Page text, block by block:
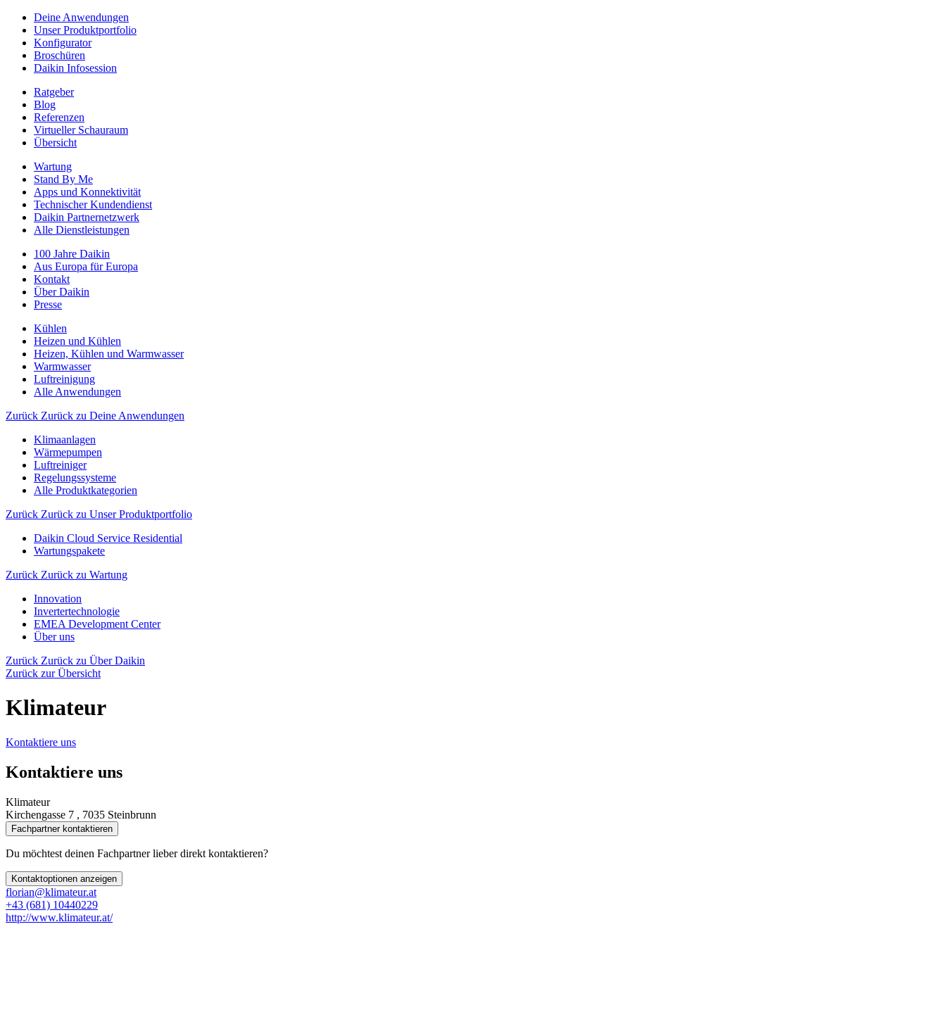
Deine Anwendungen
Unser Produktportfolio
Konfigurator
Broschüren
Daikin Infosession
Ratgeber
Blog
Referenzen
Virtueller Schauraum
Übersicht
Wartung
Stand By Me
Apps und Konnektivität
Technischer Kundendienst
Daikin Partnernetzwerk
Alle Dienstleistungen
100 Jahre Daikin
Aus Europa für Europa
Kontakt
Über Daikin
Presse
Kühlen
Heizen und Kühlen
Heizen, Kühlen und Warmwasser
Warmwasser
Luftreinigung
Alle Anwendungen
Zurück Zurück zu Deine Anwendungen
Klimaanlagen
Wärmepumpen
Luftreiniger
Regelungssysteme
Alle Produktkategorien
Zurück Zurück zu Unser Produktportfolio
Daikin Cloud Service Residential
Wartungspakete
Zurück Zurück zu Wartung
Innovation
Invertertechnologie
EMEA Development Center
Über uns
Zurück Zurück zu Über Daikin
Zurück zur Übersicht
Klimateur
Kontaktiere uns
Kontaktiere uns
Klimateur
Kirchengasse 7 , 7035 Steinbrunn
Fachpartner kontaktieren
Du möchtest deinen Fachpartner lieber direkt kontaktieren?
Kontaktoptionen anzeigen
florian@klimateur.at
+43 (681) 10440229
http://www.klimateur.at/